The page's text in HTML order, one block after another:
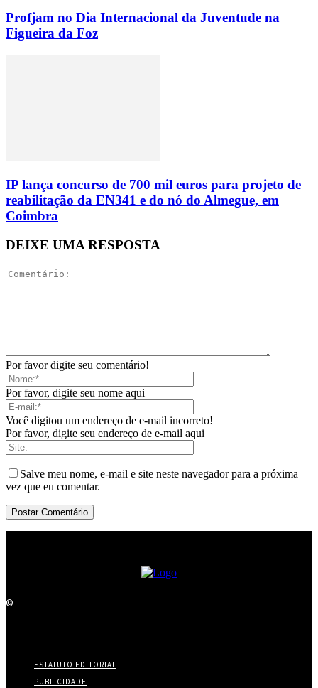
Profjam no Dia Internacional da Juventude na
Figueira da Foz
IP lança concurso de 700 mil euros para projeto de
reabilitação da EN341 e do nó do Almegue, em
Coimbra
DEIXE UMA RESPOSTA
Por favor digite seu comentário!
Por favor, digite seu nome aqui
Você digitou um endereço de e-mail incorreto!
Por favor, digite seu endereço de e-mail aqui
Salve meu nome, e-mail e site neste navegador para a próxima
vez que eu comentar.
©
ESTATUTO EDITORIAL
PUBLICIDADE